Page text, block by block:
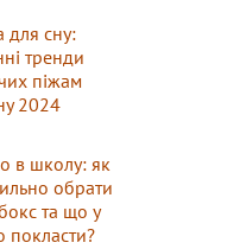
для сну:
тренди
піжам
2024
в школу: як
обрати
та що у
покласти?